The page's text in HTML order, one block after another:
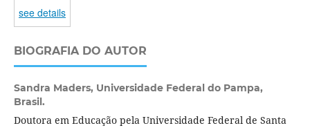
see details
BIOGRAFIA DO AUTOR
Sandra Maders, Universidade Federal do Pampa,
Brasil.
Doutora em Educação pela Universidade Federal de Santa